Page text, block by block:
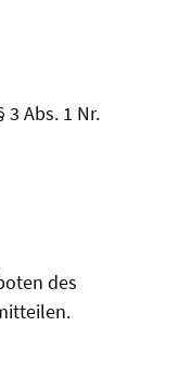
3 Abs. 1 Nr.
des